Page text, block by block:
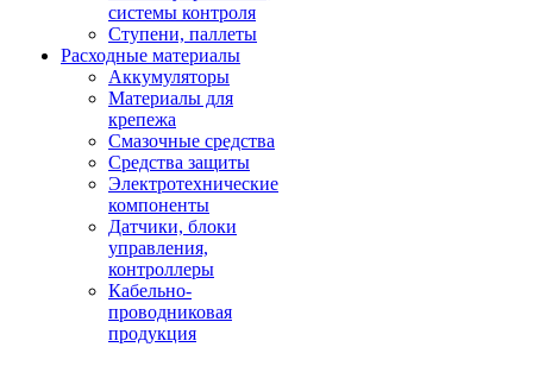
системы контроля
Ступени, паллеты
Расходные материалы
Аккумуляторы
Материалы для
крепежа
Смазочные средства
Средства защиты
Электротехнические
компоненты
Датчики, блоки
управления,
контроллеры
Кабельно-
проводниковая
продукция